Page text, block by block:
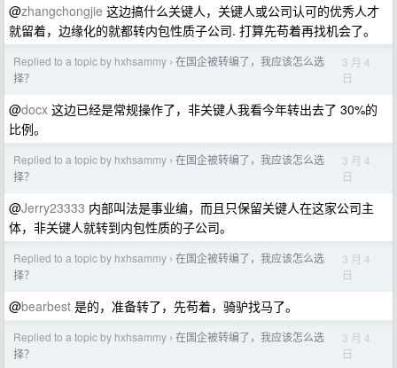
@zhangchongjie 这边搞什么关键人，关键人或公司认可的优秀人才
就留着，边缘化的就都转内包性质子公司. 打算先苟着再找机会了。
Replied to a topic by hxhsammy › 在国企被转编了，我应该怎么选
择？
3 月 4
日
@docx 这边已经是常规操作了，非关键人我看今年转出去了 30%的
比例。
Replied to a topic by hxhsammy › 在国企被转编了，我应该怎么选
择？
3 月 4
日
@Jerry23333 内部叫法是事业编，而且只保留关键人在这家公司主
体，非关键人就转到内包性质的子公司。
Replied to a topic by hxhsammy › 在国企被转编了，我应该怎么选
择？
3 月 4
日
@bearbest 是的，准备转了，先苟着，骑驴找马了。
Replied to a topic by hxhsammy › 在国企被转编了，我应该怎么选
择？
3 月 4
日